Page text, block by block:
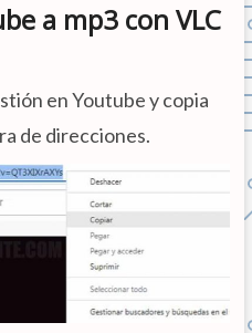
a mp3 con VLC
en Youtube y copia
de direcciones.